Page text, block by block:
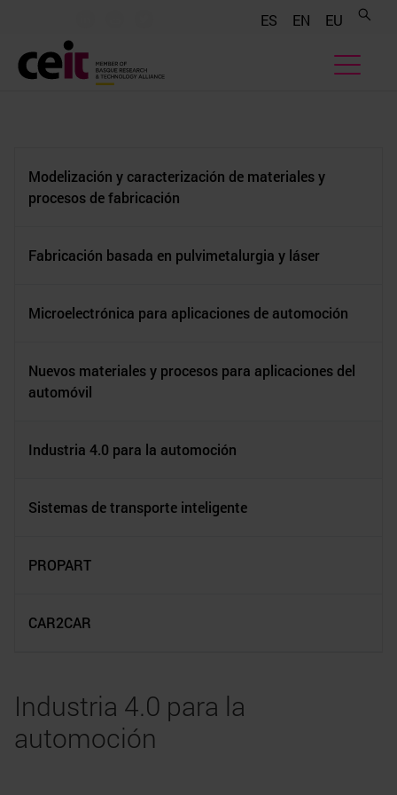
ES EN EU
Modelización y caracterización de materiales y
procesos de fabricación
Fabricación basada en pulvimetalurgia y láser
Microelectrónica para aplicaciones de automoción
Nuevos materiales y procesos para aplicaciones del
automóvil
Industria 4.0 para la automoción
Sistemas de transporte inteligente
PROPART
CAR2CAR
Industria 4.0 para la
automoción